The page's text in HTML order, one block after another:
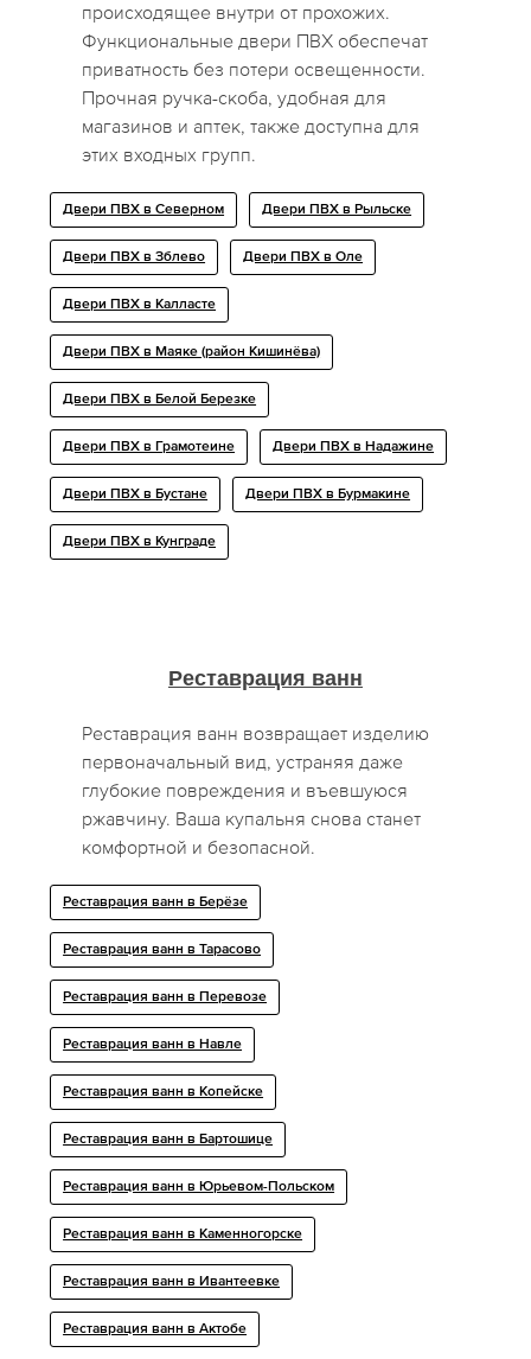
происходящее внутри от прохожих.
Функциональные двери ПВХ обеспечат
приватность без потери освещенности.
Прочная ручка-скоба, удобная для
магазинов и аптек, также доступна для
этих входных групп.
Двери ПВХ в Северном Двери ПВХ в Рыльске
Двери ПВХ в Зблево Двери ПВХ в Оле
Двери ПВХ в Калласте
Двери ПВХ в Маяке (район Кишинёва)
Двери ПВХ в Белой Березке
Двери ПВХ в Грамотеине Двери ПВХ в Надажине
Двери ПВХ в Бустане Двери ПВХ в Бурмакине
Двери ПВХ в Кунграде
Реставрация ванн
Реставрация ванн возвращает изделию
первоначальный вид, устраняя даже
глубокие повреждения и въевшуюся
ржавчину. Ваша купальня снова станет
комфортной и безопасной.
Реставрация ванн в Берёзе
Реставрация ванн в Тарасово
Реставрация ванн в Перевозе
Реставрация ванн в Навле
Реставрация ванн в Копейске
Реставрация ванн в Бартошице
Реставрация ванн в Юрьевом-Польском
Реставрация ванн в Каменногорске
Реставрация ванн в Ивантеевке
Реставрация ванн в Актобе